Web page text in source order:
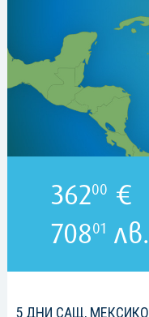
5 ДНИ САЩ, МЕКСИКО
36200 €
70801 лв.